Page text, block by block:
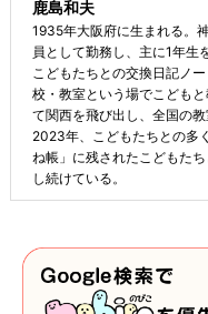
鹿島和夫
1935年大阪府に生まれる。
員として勤務し、主に1年生
こどもたちとの交換日記ノ
校・教室という場でこども
て関西を飛び出し、全国の教
2023年、こどもたちとの多
ね帳」に残されたこどもた
し続けている。